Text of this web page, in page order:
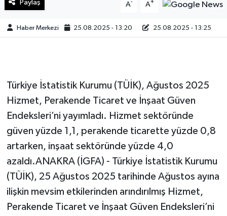
Paylaş A- A+
Haber Merkezi 25.08.2025 - 13:20 25.08.2025 - 13:25
Türkiye İstatistik Kurumu (TÜİK), Ağustos 2025
Hizmet, Perakende Ticaret ve İnşaat Güven
Endeksleri’ni yayımladı. Hizmet sektöründe
güven yüzde 1,1, perakende ticarette yüzde 0,8
artarken, inşaat sektöründe yüzde 4,0
azaldı.ANAKRA (İGFA) - Türkiye İstatistik Kurumu
(TÜİK), 25 Ağustos 2025 tarihinde Ağustos ayına
ilişkin mevsim etkilerinden arındırılmış Hizmet,
Perakende Ticaret ve İnşaat Güven Endeksleri’ni